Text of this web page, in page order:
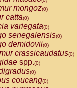
fusca(0)
seniculus
spp.(0)
(0)
(0)
(0)
(0)
lagothricha
lagothricha cana
mongoz(0)
catta(0)
variegata(0)
senegalensis(0)
demidovii(0)
crassicaudatus(0)
spp.(0)
(0)
coucang(0)